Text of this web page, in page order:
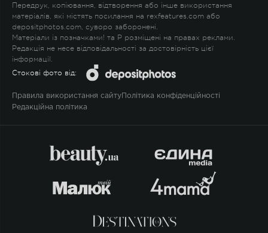
Передрук, копіювання, відтворення або інше використання
матеріалів, які містять посилання на rexfeatures.com або
depositphotos.com, суворо заборонені.
Матеріали із позначками! та P розміщені на правах реклами.
Редакція не несе відповідальності за достовірність цієї
інформації.
Стокові фото від:
Правила використання сайту Політика конфіденційності
Редакційна політика